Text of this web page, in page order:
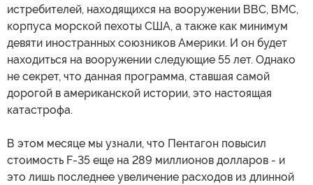
истребителей, находящихся на вооружении ВВС, ВМС,
корпуса морской пехоты США, а также как минимум
девяти иностранных союзников Америки. И он будет
находиться на вооружении следующие 55 лет. Однако
не секрет, что данная программа, ставшая самой
дорогой в американской истории, это настоящая
катастрофа.
В этом месяце мы узнали, что Пентагон повысил
стоимость F-35 еще на 289 миллионов долларов - и
это лишь последнее увеличение расходов из длинной